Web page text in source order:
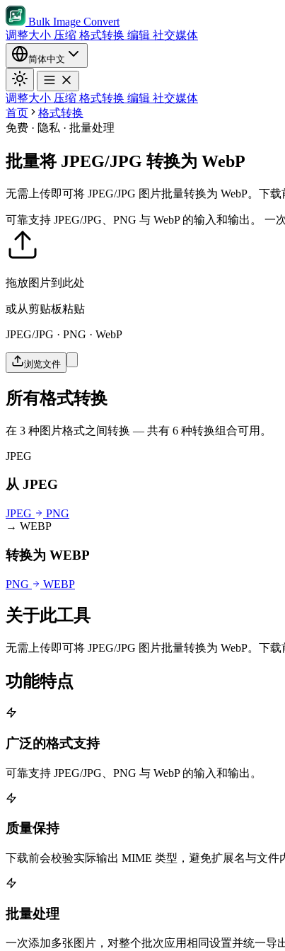
Bulk Image Convert
调整大小 压缩 格式转换 编辑 社交媒体
简体中文
调整大小 压缩 格式转换 编辑 社交媒体
首页
格式转换
免费 · 隐私 · 批量处理
批量将 JPEG/JPG 转换为 WebP
无需上传即可将 JPEG/JPG 图片批量转换为 WebP。下
可靠支持 JPEG/JPG、PNG 与 WebP 的输入和输出。 一
拖放图片到此处
或从剪贴板粘贴
JPEG/JPG · PNG · WebP
浏览文件
所有格式转换
在 3 种图片格式之间转换 — 共有 6 种转换组合可用。
JPEG
从 JPEG
JPEG
PNG
→ WEBP
转换为 WEBP
PNG WEBP
关于此工具
无需上传即可将 JPEG/JPG 图片批量转换为 WebP。下
功能特点
广泛的格式支持
可靠支持 JPEG/JPG、PNG 与 WebP 的输入和输出。
质量保持
下载前会校验实际输出 MIME 类型，避免扩展名与文件
批量处理
一次添加多张图片，对整个批次应用相同设置并统一导出